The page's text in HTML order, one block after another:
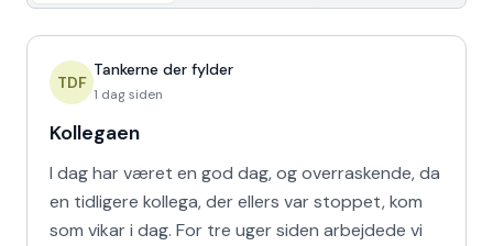
TDF
Tankerne der fylder
1 dag siden
Kollegaen
I dag har været en god dag, og overraskende, da
en tidligere kollega, der ellers var stoppet, kom
som vikar i dag. For tre uger siden arbejdede vi